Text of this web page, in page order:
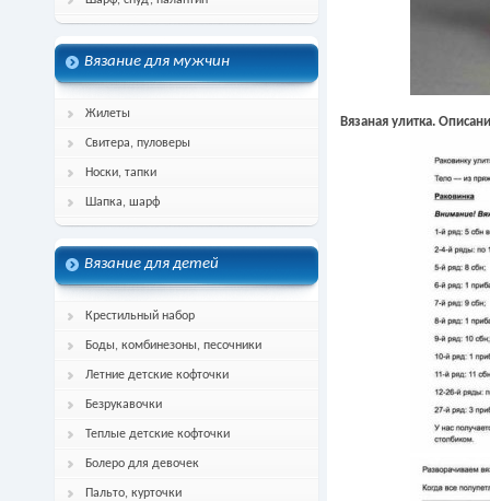
Вязание для мужчин
Жилеты
Свитера, пуловеры
Носки, тапки
Шапка, шарф
Вязание для детей
Крестильный набор
Боды, комбинезоны, песочники
Летние детские кофточки
Безрукавочки
Теплые детские кофточки
Болеро для девочек
Пальто, курточки
Вязаная улитка.